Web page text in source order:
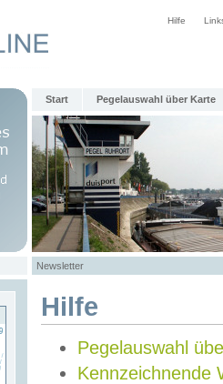
Hilfe
Start Pegelauswahl über Karte
Newsletter
Hilfe
Pegelauswahl
Kennzeichnende